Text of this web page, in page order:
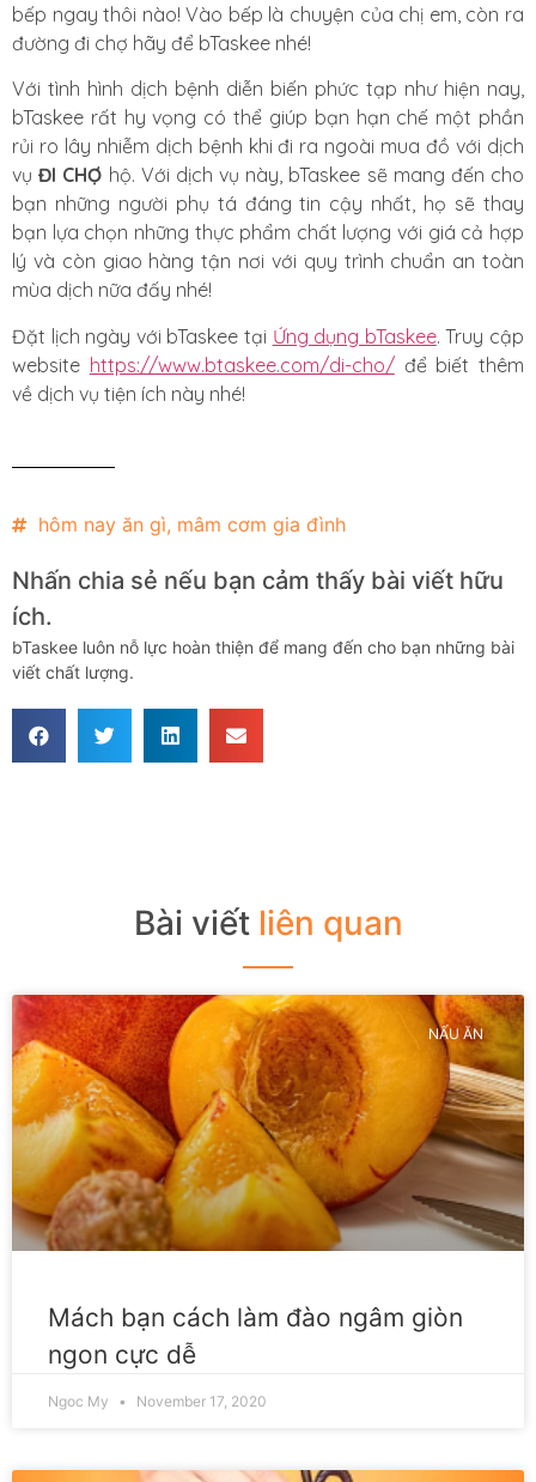
bếp ngay thôi nào! Vào bếp là chuyện của chị em, còn ra
đường đi chợ hãy để bTaskee nhé!
Với tình hình dịch bệnh diễn biến phức tạp như hiện nay,
bTaskee rất hy vọng có thể giúp bạn hạn chế một phần
rủi ro lây nhiễm dịch bệnh khi đi ra ngoài mua đồ với dịch
vụĐI CHỢ hộ. Với dịch vụ này, bTaskee sẽ mang đến cho
bạn những người phụ tá đáng tin cậy nhất, họ sẽ thay
bạn lựa chọn những thực phẩm chất lượng với giá cả hợp
lý và còn giao hàng tận nơi với quy trình chuẩn an toàn
mùa dịch nữa đấy nhé!
Đặt lịch ngày với bTaskee tại Ứng dụng bTaskee. Truy cập
website https://www.btaskee.com/di-cho/để biết thêm
về dịch vụ tiện ích này nhé!
hôm nay ăn gì, mâm cơm gia đình
Nhấn chia sẻ nếu bạn cảm thấy bài viết hữu
ích.
bTaskee luôn nỗ lực hoàn thiện để mang đến cho bạn những bài
viết chất lượng.
Bài viết liên quan
NẤU ĂN
Mách bạn cách làm đào ngâm giòn
ngon cực dễ
Ngoc My November 17, 2020